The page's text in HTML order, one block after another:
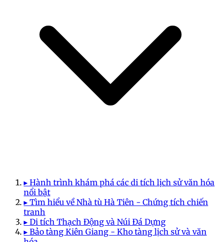
▸ Hành trình khám phá các di tích lịch sử văn hóa
nổi bật
▸ Tìm hiểu về Nhà tù Hà Tiên - Chứng tích chiến
tranh
▸ Di tích Thạch Động và Núi Đá Dựng
▸ Bảo tàng Kiên Giang - Kho tàng lịch sử và văn